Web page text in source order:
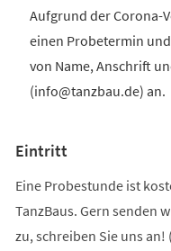
Aufgrund der Corona-
einen Probetermin
von Name, Anschrift
(info@tanzbau.de) an.
Eintritt
Eine Probestunde ist
TanzBaus. Gern senden
zu, schreiben Sie uns